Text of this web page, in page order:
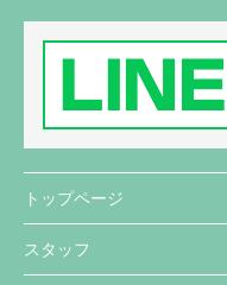
トップページ
スタッフ